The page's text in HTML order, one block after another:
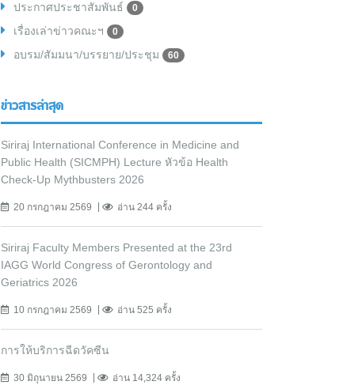
ประกาศประชาสัมพันธ์ 0
เรื่องเล่าข่าวคณะฯ 0
อบรม/สัมมนา/บรรยาย/ประชุม 60
ข่าวสารล่าสุด
Siriraj International Conference in Medicine and
Public Health (SICMPH) Lecture หัวข้อ Health
Check-Up Mythbusters 2026
20 กรกฎาคม 2569 อ่าน 244 ครั้ง
Siriraj Faculty Members Presented at the 23rd
IAGG World Congress of Gerontology and
Geriatrics 2026
10 กรกฎาคม 2569 อ่าน 525 ครั้ง
การให้บริการฉีดวัคซีน
30 มิถุนายน 2569 อ่าน 14,324 ครั้ง